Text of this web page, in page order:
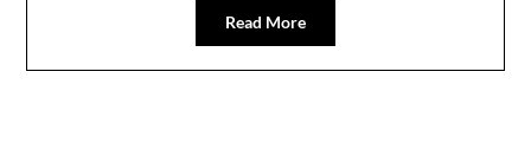
Read More